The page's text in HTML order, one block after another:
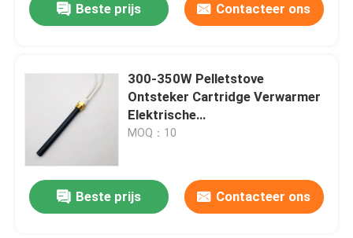
Beste prijs Contacteer ons
300-350W Pelletstove
Ontsteker Cartridge Verwarmer
Elektrische
verwarmingselementen
MOQ：10
Beste prijs Contacteer ons